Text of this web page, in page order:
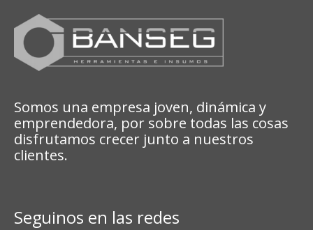
Somos una empresa joven, dinámica y
emprendedora, por sobre todas las cosas
disfrutamos crecer junto a nuestros
clientes.
Seguinos en las redes